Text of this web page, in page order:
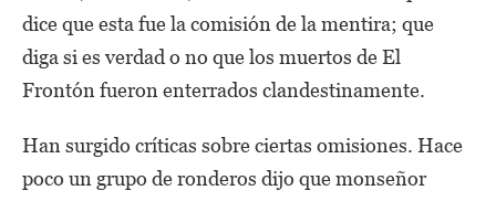
dice que esta fue la comisión de la mentira; que
diga si es verdad o no que los muertos de El
Frontón fueron enterrados clandestinamente.
Han surgido críticas sobre ciertas omisiones. Hace
poco un grupo de ronderos dijo que monseñor